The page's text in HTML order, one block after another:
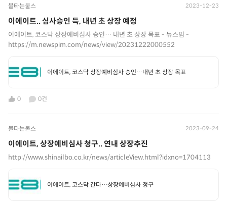
불타는불스 2023-12-23
이에이트.. 심사승인 득, 내년 초 상장 예정
이에이트, 코스닥 상장예비심사 승인… 내년 초 상장 목표 - 뉴스핌 -
https://m.newspim.com/news/view/20231222000552
이에이트, 코스닥 상장예비심사 승인…내년 초 상장 목표
0 0건
불타는불스 2023-09-24
이에이트, 상장예비심사 청구.. 연내 상장추진
http://www.shinailbo.co.kr/news/articleView.html?idxno=1704113
이에이트, 코스닥 간다…상장예비심사 청구